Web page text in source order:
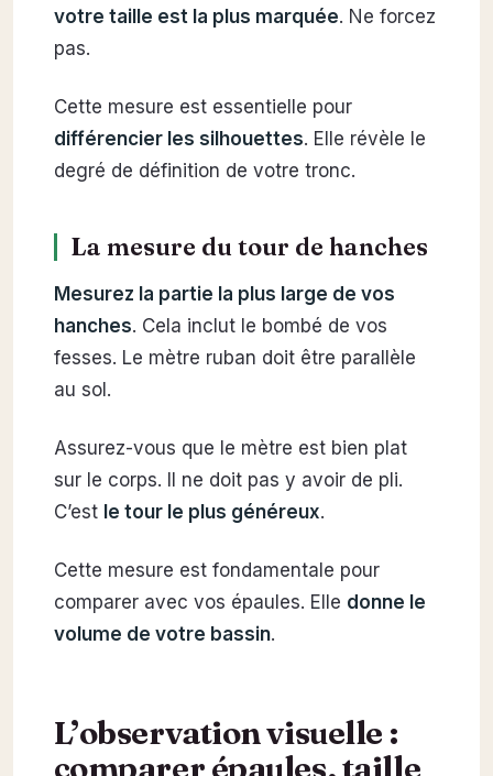
votre taille est la plus marquée. Ne forcez
pas.
Cette mesure est essentielle pour
différencier les silhouettes. Elle révèle le
degré de définition de votre tronc.
La mesure du tour de hanches
Mesurez la partie la plus large de vos
hanches. Cela inclut le bombé de vos
fesses. Le mètre ruban doit être parallèle
au sol.
Assurez-vous que le mètre est bien plat
sur le corps. Il ne doit pas y avoir de pli.
C’est le tour le plus généreux.
Cette mesure est fondamentale pour
comparer avec vos épaules. Elle donne le
volume de votre bassin.
L’observation visuelle :
comparer épaules, taille